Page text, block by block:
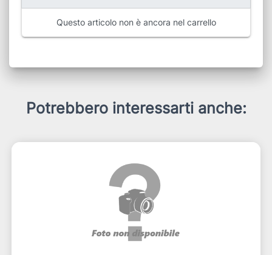
Questo articolo non è ancora nel carrello
Potrebbero interessarti anche: